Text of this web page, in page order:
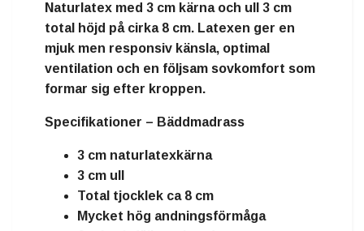
Naturlatex med 3 cm kärna och ull 3 cm
total höjd på cirka 8 cm. Latexen ger en
mjuk men responsiv känsla, optimal
ventilation och en följsam sovkomfort som
formar sig efter kroppen.
Specifikationer – Bäddmadrass
3 cm naturlatexkärna
3 cm ull
Total tjocklek ca 8 cm
Mycket hög andningsförmåga